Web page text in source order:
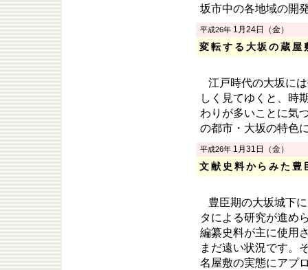
坂市中の各地域の開
平成26年 1月24日（金）
変転する大坂の蔵屋
江戸時代の大坂に
しく見てゆくと、時
わりが多いことに気
の都市・大坂の特色
平成26年 1月31日（金）
文献史料からみた豊
豊臣期の大坂城下
タによる研究が進め
編纂史料が主に使用
まだ遠い状況です。
名屋敷の実態にアプ